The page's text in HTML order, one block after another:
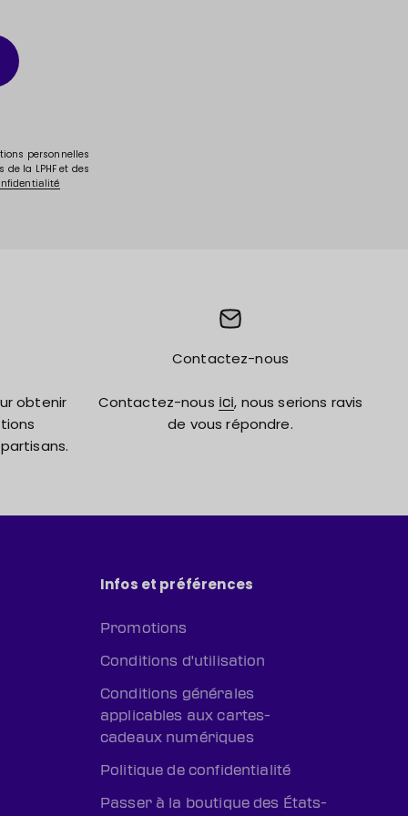
personnelles
la LPHF et des
obtenir
Contactez-nous
Contactez-nous ici, nous serions ravis
de vous répondre.
Infos et préférences
Promotions
Conditions d'utilisation
Conditions générales
applicables aux cartes-
cadeaux numériques
Politique de confidentialité
Passer à la boutique des États-